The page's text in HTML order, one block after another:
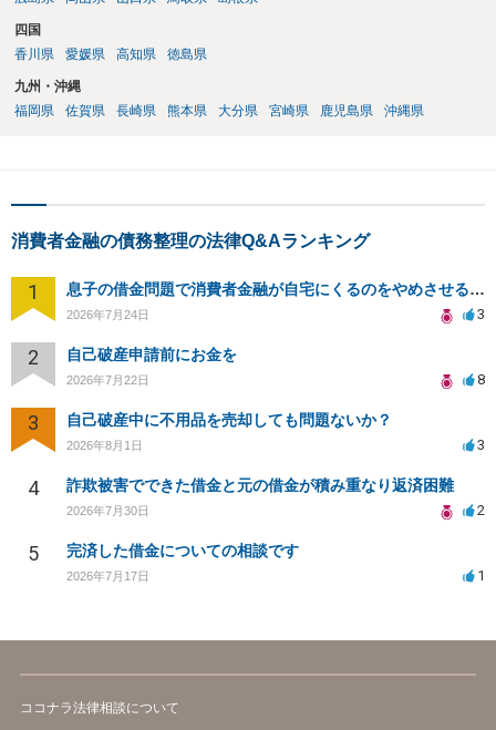
四国
香川県
愛媛県 高知県 徳島県
九州・沖縄
福岡県
佐賀県 長崎県 熊本県 大分県 宮崎県 鹿児島県 沖縄県
消費者金融の債務整理の法律Q&Aランキング
1 息子の借金問題で消費者金融が自宅にくるのをやめさせる方法はないですか？
2026年7月24日 3
2 自己破産申請前にお金を
2026年7月22日 8
3 自己破産中に不用品を売却しても問題ないか？
2026年8月1日 3
4 詐欺被害でできた借金と元の借金が積み重なり返済困難
2026年7月30日 2
5 完済した借金についての相談です
2026年7月17日 1
ココナラ法律相談について